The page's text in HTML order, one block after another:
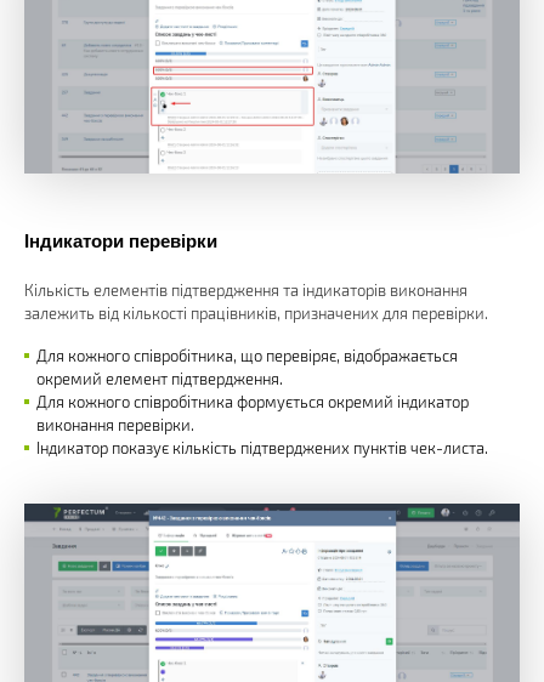
Індикатори перевірки
Кількість елементів підтвердження та індикаторів виконання
залежить від кількості працівників, призначених для перевірки.
Для кожного співробітника, що перевіряє, відображається
окремий елемент підтвердження.
Для кожного співробітника формується окремий індикатор
виконання перевірки.
Індикатор показує кількість підтверджених пунктів чек-листа.